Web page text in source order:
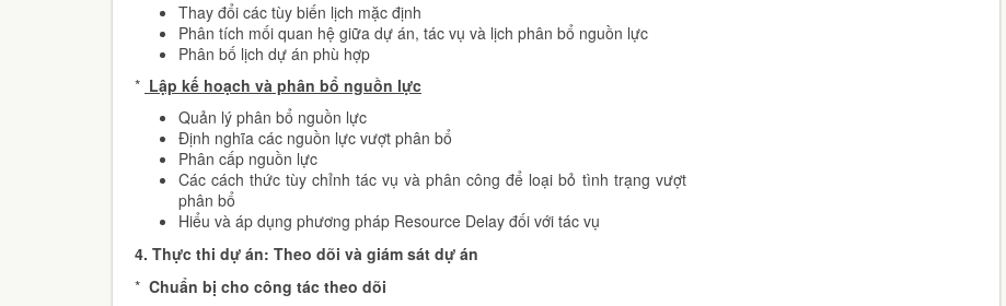
Thay đổi các tùy biến lịch mặc định
Phân tích mối quan hệ giữa dự án, tác vụ và lịch phân bổ nguồn lực
Phân bố lịch dự án phù hợp
* Lập kế hoạch và phân bổ nguồn lực
Quản lý phân bổ nguồn lực
Định nghĩa các nguồn lực vượt phân bổ
Phân cấp nguồn lực
Các cách thức tùy chỉnh tác vụ và phân công để loại bỏ tình trạng vượt
phân bổ
Hiểu và áp dụng phương pháp Resource Delay đối với tác vụ
4. Thực thi dự án: Theo dõi và giám sát dự án
* Chuẩn bị cho công tác theo dõi